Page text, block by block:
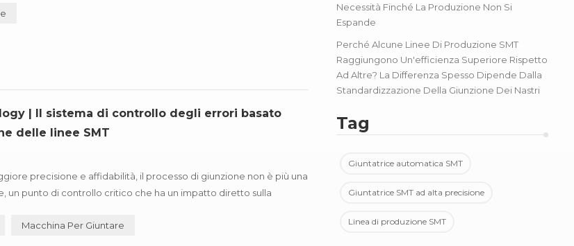
Necessità Finché La Produzione Non Si
Espande
Perché Alcune Linee Di Produzione SMT
Raggiungono Un'efficienza Superiore Rispetto
Ad Altre? La Differenza Spesso Dipende Dalla
Standardizzazione Della Giunzione Dei Nastri
Tag
Giuntatrice automatica SMT
Giuntatrice SMT ad alta precisione
Linea di produzione SMT
| Il sistema di controllo degli errori basato
delle linee SMT
precisione e affidabilità, il processo di giunzione non è più una
un punto di controllo critico che ha un impatto diretto sulla
Macchina Per Giuntare